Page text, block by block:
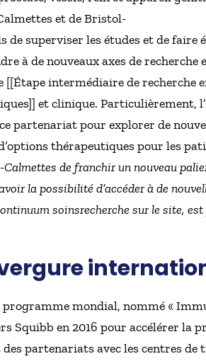
et de Bristol-
de superviser les études et de
à de nouveaux axes de
intermédiaire de recherche
et clinique.
partenariat pour explorer de
thérapeutiques pour les
de franchir un nouveau
la possibilité d’accéder à de
soinsrecherche sur le site,
mondial, nommé «
Squibb en 2016 pour accélérer la
partenariats avec les centres